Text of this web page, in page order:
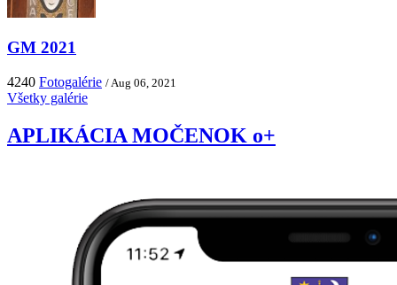
GM 2021
4240 Fotogalérie / Aug 06, 2021
Všetky galérie
APLIKÁCIA MOČENOK o+